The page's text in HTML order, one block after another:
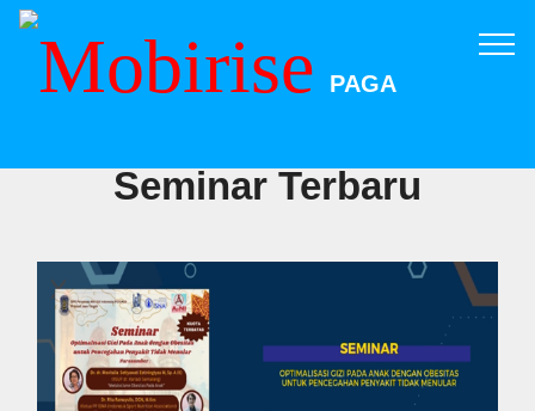
PAGA
Seminar Terbaru